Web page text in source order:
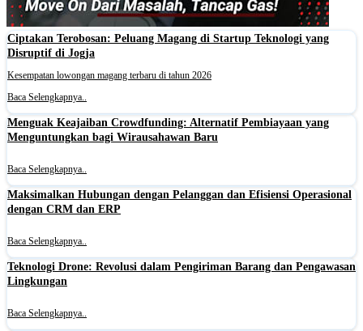
Ciptakan Terobosan: Peluang Magang di Startup Teknologi yang
Disruptif di Jogja
Kesempatan lowongan magang terbaru di tahun 2026
Baca Selengkapnya..
Menguak Keajaiban Crowdfunding: Alternatif Pembiayaan yang
Menguntungkan bagi Wirausahawan Baru
Baca Selengkapnya..
Maksimalkan Hubungan dengan Pelanggan dan Efisiensi Operasional
dengan CRM dan ERP
Baca Selengkapnya..
Teknologi Drone: Revolusi dalam Pengiriman Barang dan Pengawasan
Lingkungan
Baca Selengkapnya..